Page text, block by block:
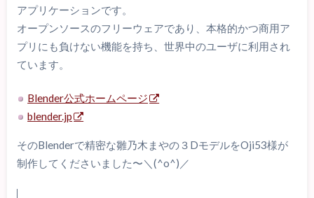
アプリケーションです。
オープンソースのフリーウェアであり、本格的かつ商用ア
プリにも負けない機能を持ち、世界中のユーザに利用され
ています。
Blender公式ホームページ
blender.jp
そのBlenderで精密な雛乃木まやの３DモデルをOji53様が
制作してくださいました〜＼(^o^)／